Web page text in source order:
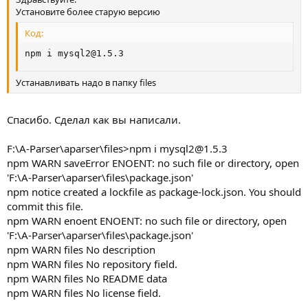
Установите более старую версию
Код:
npm i mysql2@1.5.3
Устанавливать надо в папку files
Спасибо. Сделал как вы написали.
F:\A-Parser\aparser\files>npm i mysql2@1.5.3
npm WARN saveError ENOENT: no such file or directory, open
'F:\A-Parser\aparser\files\package.json'
npm notice created a lockfile as package-lock.json. You should
commit this file.
npm WARN enoent ENOENT: no such file or directory, open
'F:\A-Parser\aparser\files\package.json'
npm WARN files No description
npm WARN files No repository field.
npm WARN files No README data
npm WARN files No license field.